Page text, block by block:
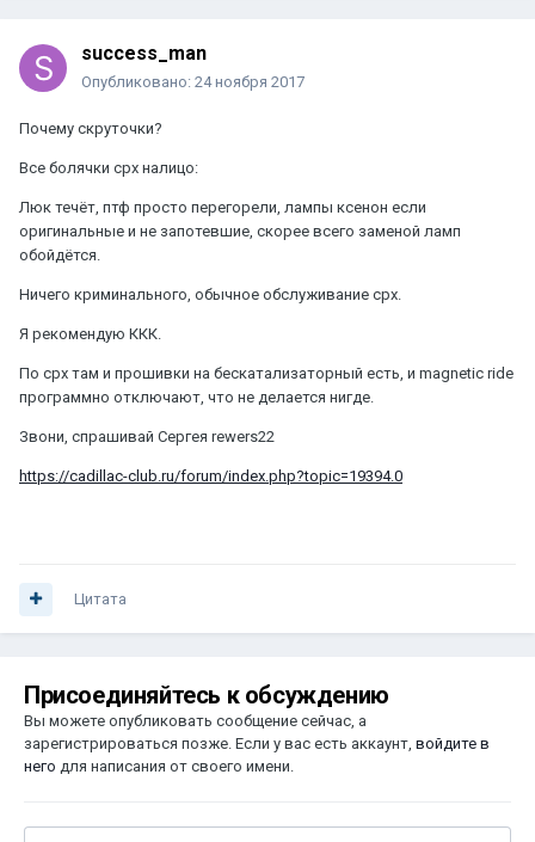
success_man
Опубликовано: 24 ноября 2017
Почему скруточки?
Все болячки срх налицо:
Люк течёт, птф просто перегорели, лампы ксенон если
оригинальные и не запотевшие, скорее всего заменой ламп
обойдётся.
Ничего криминального, обычное обслуживание срх.
Я рекомендую ККК.
По срх там и прошивки на бескатализаторный есть, и magnetic ride
программно отключают, что не делается нигде.
Звони, спрашивай Сергея rewers22
https://cadillac-club.ru/forum/index.php?topic=19394.0
Цитата
Присоединяйтесь к обсуждению
Вы можете опубликовать сообщение сейчас, а
зарегистрироваться позже. Если у вас есть аккаунт, войдите в
него для написания от своего имени.